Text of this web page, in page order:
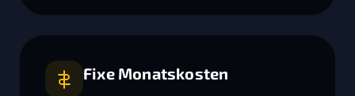
Fixe Monatskosten